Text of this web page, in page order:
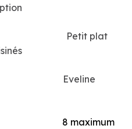
: Petit plat
Eveline
8 maximum